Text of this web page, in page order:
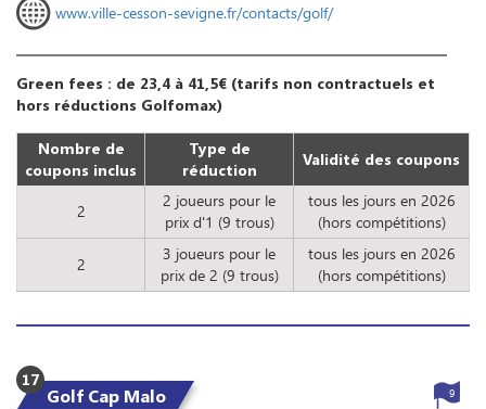
www.ville-cesson-sevigne.fr/contacts/golf/
Green fees : de 23,4 à 41,5€ (tarifs non contractuels et
hors réductions Golfomax)
Nombre de
coupons inclus
Type de
réduction
Validité des coupons
2
2 joueurs pour le
prix d'1 (9 trous)
tous les jours en 2026
(hors compétitions)
2
3 joueurs pour le
prix de 2 (9 trous)
tous les jours en 2026
(hors compétitions)
17
Golf Cap Malo 9